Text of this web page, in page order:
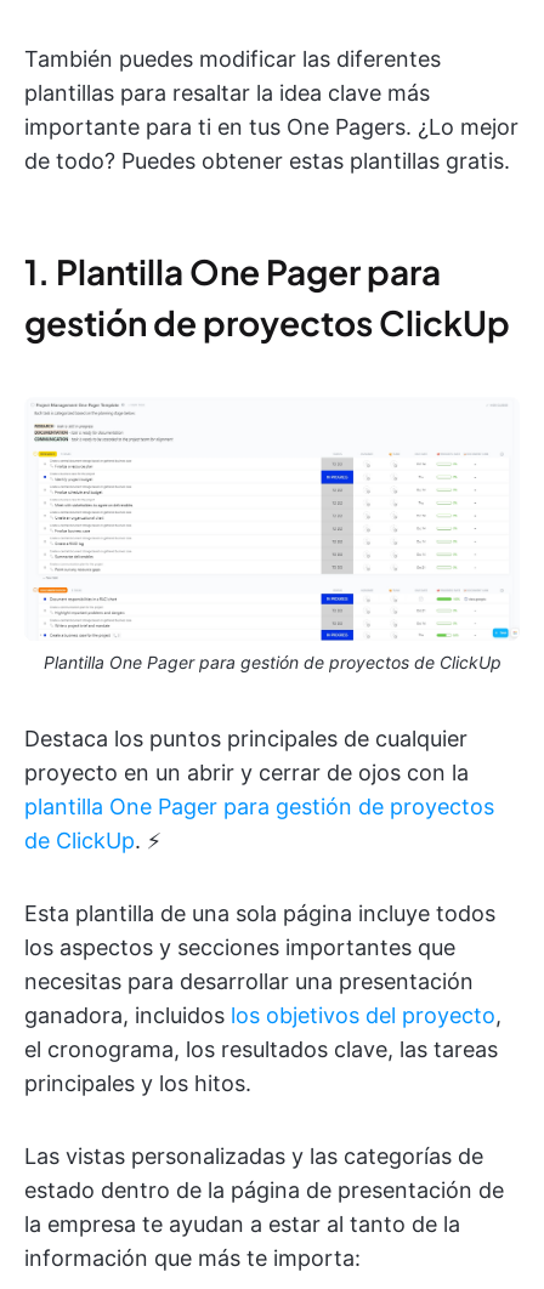
También puedes modificar las diferentes
plantillas para resaltar la idea clave más
importante para ti en tus One Pagers. ¿Lo mejor
de todo? Puedes obtener estas plantillas gratis.
1. Plantilla One Pager para
gestión de proyectos ClickUp
Plantilla One Pager para gestión de proyectos de ClickUp
Destaca los puntos principales de cualquier
proyecto en un abrir y cerrar de ojos con la
plantilla One Pager para gestión de proyectos
de ClickUp. ⚡
Esta plantilla de una sola página incluye todos
los aspectos y secciones importantes que
necesitas para desarrollar una presentación
ganadora, incluidos los objetivos del proyecto,
el cronograma, los resultados clave, las tareas
principales y los hitos.
Las vistas personalizadas y las categorías de
estado dentro de la página de presentación de
la empresa te ayudan a estar al tanto de la
información que más te importa: